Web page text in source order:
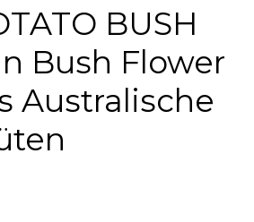
BUSH
Bush Flower
Australische